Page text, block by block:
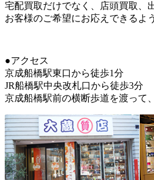
宅配買取だけでなく、店頭買取、
お客様のご希望にお応えできるよ
●アクセス
京成船橋駅東口から徒歩1分
JR船橋駅中央改札口から徒歩3分
京成船橋駅前の横断歩道を渡って